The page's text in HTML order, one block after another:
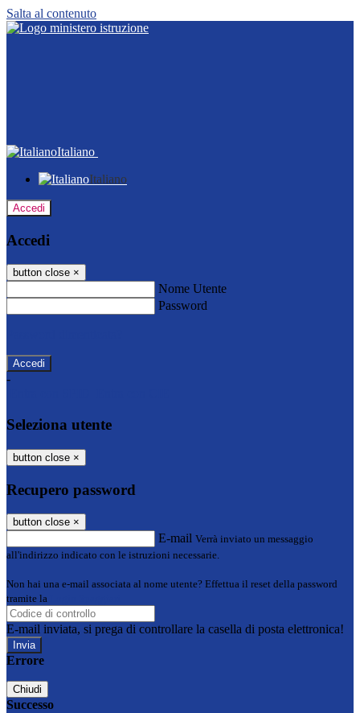
Salta al contenuto
Italiano
Italiano
Accedi
Accedi
button close ×
Nome Utente
Password
-
Seleziona utente
button close ×
Recupero password
button close ×
E-mail Verrà inviato un messaggio
all'indirizzo indicato con le istruzioni necessarie.
Non hai una e-mail associata al nome utente? Effettua il reset della password
tramite la
E-mail inviata, si prega di controllare la casella di posta elettronica!
Errore
Chiudi
Successo